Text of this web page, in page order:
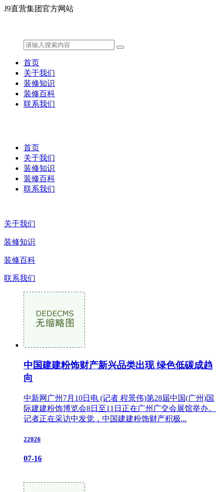
J9直营集团官方网站
首页
关于我们
装修知识
装修百科
联系我们
首页
关于我们
装修知识
装修百科
联系我们
关于我们
装修知识
装修百科
联系我们
中国建建粉饰财产新兴品类出现 绿色低碳成趋
向
中新网广州7月10日电 (记者 程景伟)第28届中国(广州)国
际建建粉饰博览会8日至11日正在广州广交会展馆举办。
记者正在采访中发觉，中国建建粉饰财产积极...
22026
07-16